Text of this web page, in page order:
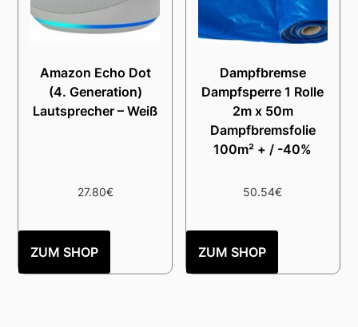
Amazon Echo Dot
(4. Generation)
Lautsprecher – Weiß
27.80€
ZUM SHOP
Dampfbremse
Dampfsperre 1 Rolle
2m x 50m
Dampfbremsfolie
100m² + / -40%
50.54€
ZUM SHOP